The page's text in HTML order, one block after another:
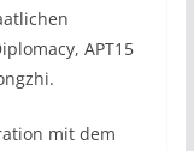
APT15
mit dem